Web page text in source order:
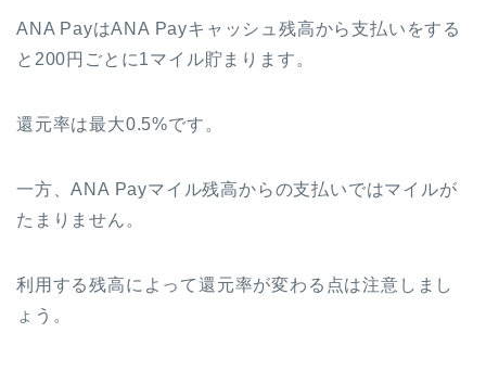
ANA PayはANA Payキャッシュ残高から支払いをする
と200円ごとに1マイル貯まります。
還元率は最大0.5%です。
一方、ANA Payマイル残高からの支払いではマイルが
たまりません。
利用する残高によって還元率が変わる点は注意しまし
ょう。